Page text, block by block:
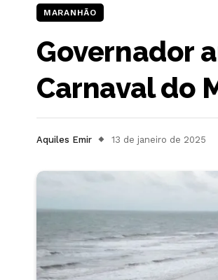
MARANHÃO
Governador
Carnaval do
Aquiles Emir 13 de janeiro de 2025